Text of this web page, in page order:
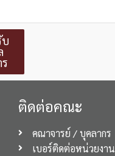
ติดต่อคณะ
คณาจารย์ / บุคลากร
เบอร์ติดต่อหน่วยงาน